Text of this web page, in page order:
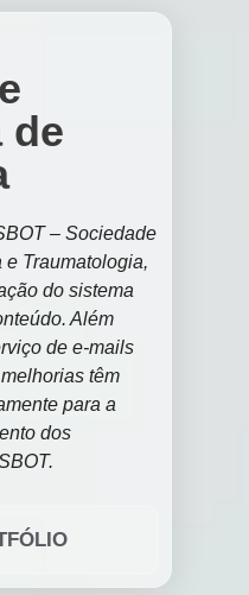
de
– Sociedade
Traumatologia,
do sistema
Além
de e-mails
têm
para a
dos